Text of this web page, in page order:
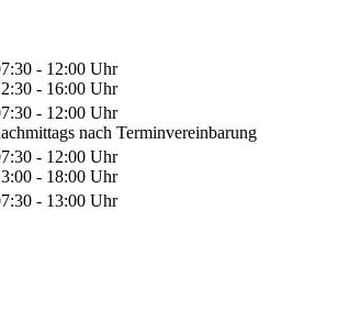
- 12:00 Uhr
- 16:00 Uhr
- 12:00 Uhr
nach Terminvereinbarung
- 12:00 Uhr
- 18:00 Uhr
- 13:00 Uhr